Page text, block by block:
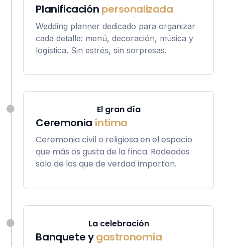
Planificación personalizada
Wedding planner dedicado para organizar
cada detalle: menú, decoración, música y
logística. Sin estrés, sin sorpresas.
El gran día
Ceremonia íntima
Ceremonia civil o religiosa en el espacio
que más os gusta de la finca. Rodeados
solo de los que de verdad importan.
La celebración
Banquete ygastronomía